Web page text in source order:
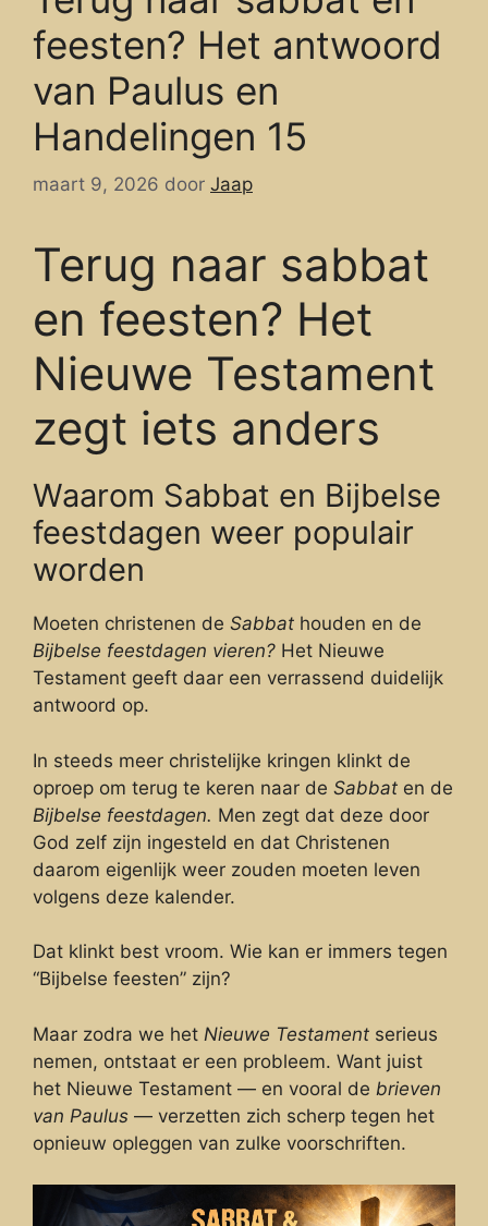
feesten? Het antwoord
van Paulus en
Handelingen 15
maart 9, 2026 door Jaap
Terug naar sabbat
en feesten? Het
Nieuwe Testament
zegt iets anders
Waarom Sabbat en Bijbelse
feestdagen weer populair
worden
Moeten christenen de Sabbat houden en de
Bijbelse feestdagen vieren? Het Nieuwe
Testament geeft daar een verrassend duidelijk
antwoord op.
In steeds meer christelijke kringen klinkt de
oproep om terug te keren naar de Sabbat en de
Bijbelse feestdagen. Men zegt dat deze door
God zelf zijn ingesteld en dat Christenen
daarom eigenlijk weer zouden moeten leven
volgens deze kalender.
Dat klinkt best vroom. Wie kan er immers tegen
“Bijbelse feesten” zijn?
Maar zodra we het Nieuwe Testament serieus
nemen, ontstaat er een probleem. Want juist
het Nieuwe Testament — en vooral de brieven
van Paulus — verzetten zich scherp tegen het
opnieuw opleggen van zulke voorschriften.